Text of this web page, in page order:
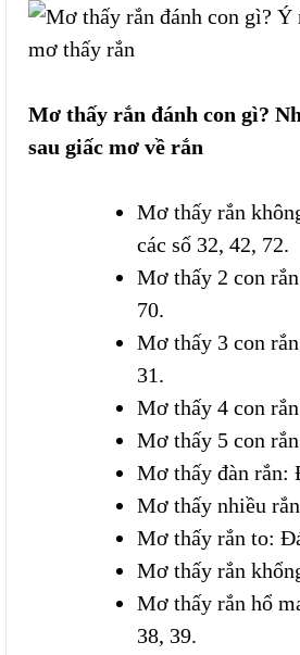
Mơ thấy rắn đánh con gì?
sau giấc mơ về rắn
Mơ thấy rắn
các số 32, 42, 72.
Mơ thấy 2 con
70.
Mơ thấy 3 con
31.
Mơ thấy 4 con
Mơ thấy 5 con
Mơ thấy đàn rắn:
Mơ thấy nhiều
Mơ thấy rắn to:
Mơ thấy rắn
Mơ thấy rắn hổ
38, 39.